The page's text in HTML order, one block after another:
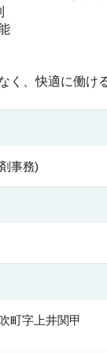
く、快適に働け
事務)
町字上井関甲